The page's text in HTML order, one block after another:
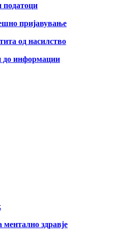
податоци
пријавување
од насилство
до информации
здравје